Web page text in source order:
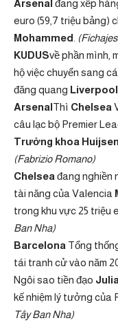
Arsenal đang xếp
euro (59,7 triệu bảng)
Mohammed
KUDUSvề phần mình,
hộ việc chuyển sang
đăng quang Liverpool
ArsenalThì Chelsea
câu lạc bộ Premier
Trưởng khoa Huijsen
(Fabrizio Romano)
Chelsea đang nghiền
tài năng của Valencia
trong khu vực 25 triệu
Ban Nha)
Barcelona Tổng
tái tranh cử vào năm
Ngôi sao tiền đạo
kế nhiệm lý tưởng của
Tây Ban Nha)